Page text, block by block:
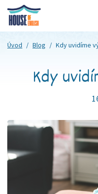
Úvod / Blog / Kdy uvidíme
Kdy